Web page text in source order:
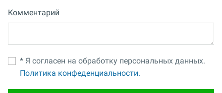
Комментарий
* Я согласен на обработку персональных данных.
Политика конфеденциальности.